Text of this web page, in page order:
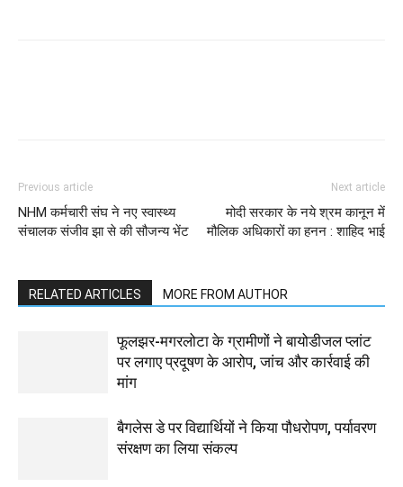
Previous article
NHM कर्मचारी संघ ने नए स्वास्थ्य
संचालक संजीव झा से की सौजन्य भेंट
Next article
मोदी सरकार के नये श्रम कानून में
मौलिक अधिकारों का हनन : शाहिद भाई
RELATED ARTICLES MORE FROM AUTHOR
फूलझर-मगरलोटा के ग्रामीणों ने बायोडीजल प्लांट
पर लगाए प्रदूषण के आरोप, जांच और कार्रवाई की
मांग
बैगलेस डे पर विद्यार्थियों ने किया पौधरोपण, पर्यावरण
संरक्षण का लिया संकल्प